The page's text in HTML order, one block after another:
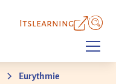
Itslearning
Eurythmie